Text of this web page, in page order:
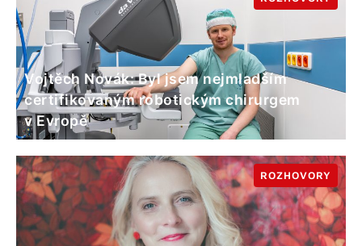
Vojtěch Novák: Byl jsem nejmladším
certifikovaným robotickým chirurgem
v Evropě
ROZHOVORY